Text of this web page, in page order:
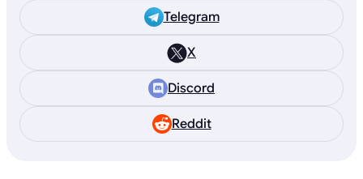
Telegram
X
Discord
Reddit